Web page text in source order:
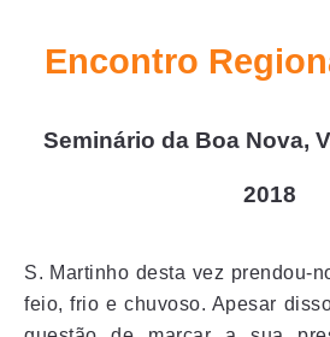
Encontro
Seminário da Boa Nova,
2018
S. Martinho desta vez prendou-
feio, frio e chuvoso. Apesar